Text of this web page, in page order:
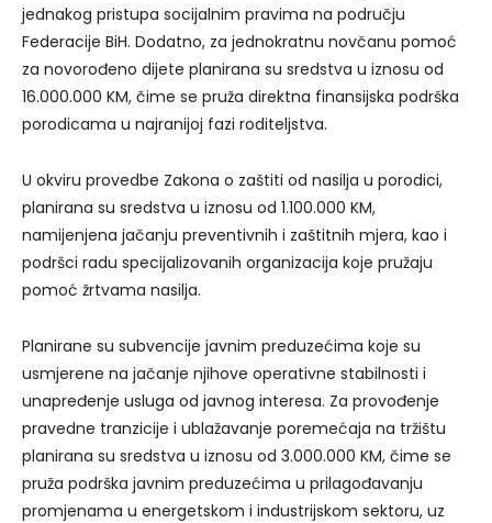
jednakog pristupa socijalnim pravima na području
Federacije BiH. Dodatno, za jednokratnu novčanu pomoć
za novorođeno dijete planirana su sredstva u iznosu od
16.000.000 KM, čime se pruža direktna finansijska podrška
porodicama u najranijoj fazi roditeljstva.
U okviru provedbe Zakona o zaštiti od nasilja u porodici,
planirana su sredstva u iznosu od 1.100.000 KM,
namijenjena jačanju preventivnih i zaštitnih mjera, kao i
podršci radu specijalizovanih organizacija koje pružaju
pomoć žrtvama nasilja.
Planirane su subvencije javnim preduzećima koje su
usmjerene na jačanje njihove operativne stabilnosti i
unapređenje usluga od javnog interesa. Za provođenje
pravedne tranzicije i ublažavanje poremećaja na tržištu
planirana su sredstva u iznosu od 3.000.000 KM, čime se
pruža podrška javnim preduzećima u prilagođavanju
promjenama u energetskom i industrijskom sektoru, uz